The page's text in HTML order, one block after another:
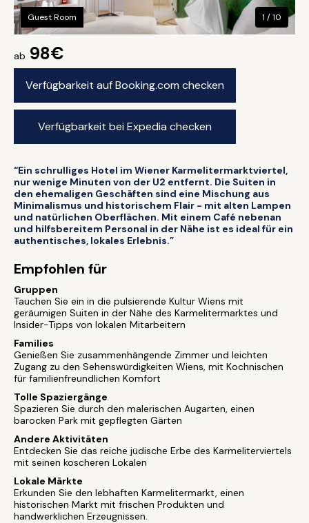
ab 98€
Verfügbarkeit auf Booking.com checken
Verfügbarkeit bei Expedia checken
Guest Room 1 / 10
“Ein schrulliges Hotel im Wiener Karmelitermarktviertel,
nur wenige Minuten von der U2 entfernt. Die Suiten in
den ehemaligen Geschäften sind eine Mischung aus
Minimalismus und historischem Flair - mit alten Lampen
und natürlichen Oberflächen. Mit einem Café nebenan
und hilfsbereitem Personal in der Nähe ist es ideal für ein
authentisches, lokales Erlebnis.”
Empfohlen für
Gruppen
Tauchen Sie ein in die pulsierende Kultur Wiens mit
geräumigen Suiten in der Nähe des Karmelitermarktes und
Insider-Tipps von lokalen Mitarbeitern
Families
Genießen Sie zusammenhängende Zimmer und leichten
Zugang zu den Sehenswürdigkeiten Wiens, mit Kochnischen
für familienfreundlichen Komfort
Tolle Spaziergänge
Spazieren Sie durch den malerischen Augarten, einen
barocken Park mit gepflegten Gärten
Andere Aktivitäten
Entdecken Sie das reiche jüdische Erbe des Karmeliterviertels
mit seinen koscheren Lokalen
Lokale Märkte
Erkunden Sie den lebhaften Karmelitermarkt, einen
historischen Markt mit frischen Produkten und
handwerklichen Erzeugnissen.